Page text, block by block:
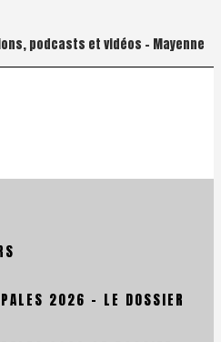
podcasts et vidéos – Mayenne
2026 – LE DOSSIER